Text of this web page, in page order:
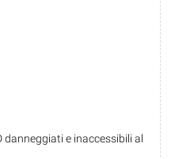
danneggiati e inaccessibili al